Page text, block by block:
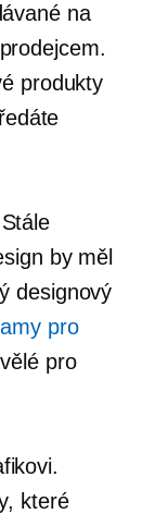
na
produkty
by měl
designový
pro
pro
které